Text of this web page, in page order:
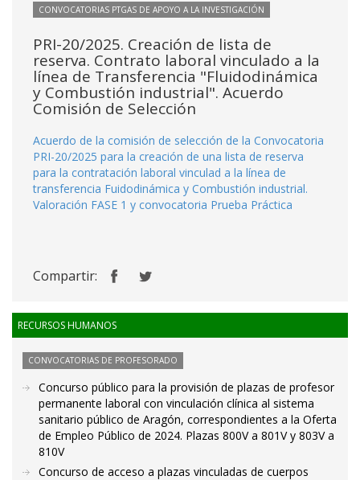
CONVOCATORIAS PTGAS DE APOYO A LA INVESTIGACIÓN
PRI-20/2025. Creación de lista de
reserva. Contrato laboral vinculado a la
línea de Transferencia "Fluidodinámica
y Combustión industrial". Acuerdo
Comisión de Selección
Acuerdo de la comisión de selección de la Convocatoria
PRI-20/2025 para la creación de una lista de reserva
para la contratación laboral vinculad a la línea de
transferencia Fuidodinámica y Combustión industrial.
Valoración FASE 1 y convocatoria Prueba Práctica
Compartir:
RECURSOS HUMANOS
CONVOCATORIAS DE PROFESORADO
Concurso público para la provisión de plazas de profesor
permanente laboral con vinculación clínica al sistema
sanitario público de Aragón, correspondientes a la Oferta
de Empleo Público de 2024. Plazas 800V a 801V y 803V a
810V
Concurso de acceso a plazas vinculadas de cuerpos